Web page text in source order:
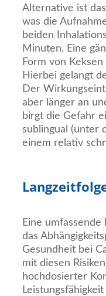
Alternative ist
was die
beiden
Minuten. Eine
Form von
Hierbei gelangt
Der
aber länger an
birgt die Gefahr
sublingual (unter
einem relativ
Eine
das
Gesundheit bei
mit diesen
hochdosierter